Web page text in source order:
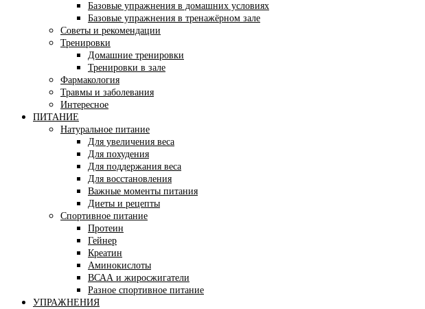
Базовые упражнения в домашних условиях
Базовые упражнения в тренажёрном зале
Советы и рекомендации
Тренировки
Домашние тренировки
Тренировки в зале
Фармакология
Травмы и заболевания
Интересное
ПИТАНИЕ
Натуральное питание
Для увеличения веса
Для похудения
Для поддержания веса
Для восстановления
Важные моменты питания
Диеты и рецепты
Спортивное питание
Протеин
Гейнер
Креатин
Аминокислоты
ВСАА и жиросжигатели
Разное спортивное питание
УПРАЖНЕНИЯ